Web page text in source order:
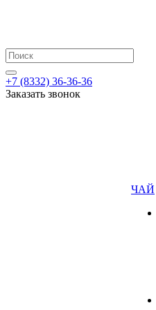
+7 (8332) 36-36-36
Заказать звонок
ЧАЙ